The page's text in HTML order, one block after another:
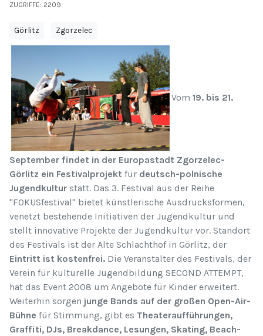
ZUGRIFFE: 2209
Görlitz Zgorzelec
Vom 19. bis 21.
September findet in der Europastadt Zgorzelec-
Görlitz ein Festivalprojekt für deutsch-polnische
Jugendkultur statt. Das 3. Festival aus der Reihe
"FOKUSfestival" bietet künstlerische Ausdrucksformen,
venetzt bestehende Initiativen der Jugendkultur und
stellt innovative Projekte der Jugendkultur vor. Standort
des Festivals ist der Alte Schlachthof in Görlitz, der
Eintritt ist kostenfrei. Die Veranstalter des Festivals, der
Verein für kulturelle Jugendbildung SECOND ATTEMPT,
hat das Event 2008 um Angebote für Kinder erweitert.
Weiterhin sorgen junge Bands auf der großen Open-Air-
Bühne für Stimmung, gibt es Theateraufführungen,
Graffiti, DJs, Breakdance, Lesungen, Skating, Beach-